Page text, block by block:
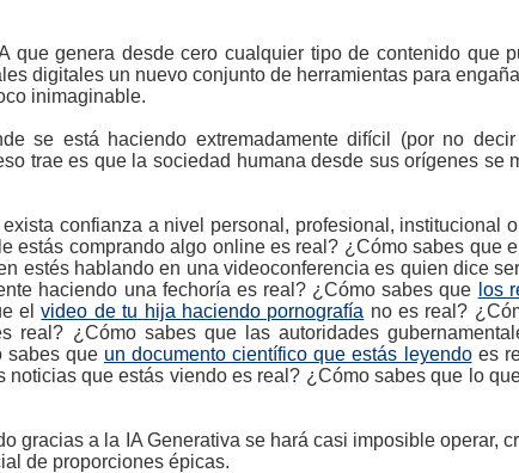
que genera desde cero cualquier tipo de contenido que
digitales un nuevo conjunto de herramientas para
inimaginable.
se está haciendo extremadamente difícil (por no
trae es que la sociedad humana desde sus orígenes se
confianza a nivel personal, profesional, institucional
estás comprando algo online es real? ¿Cómo sabes que
estés hablando en una videoconferencia es quien dice
haciendo una fechoría es real? ¿Cómo sabes que los
elvideo de tu hija haciendo pornografía no es real?
real? ¿Cómo sabes que las autoridades
sabes que un documento científico que estás leyendoes
que estás viendo es real? ¿Cómo sabes que lo
gracias a la IA Generativa se hará casi imposible operar,
de proporciones épicas.